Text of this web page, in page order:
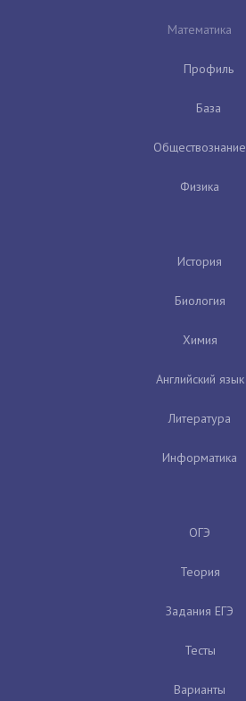
Математика
Профиль
База
Обществознание
Физика
История
Биология
Химия
Английский язык
Литература
Информатика
ОГЭ
Теория
Задания ЕГЭ
Тесты
Варианты